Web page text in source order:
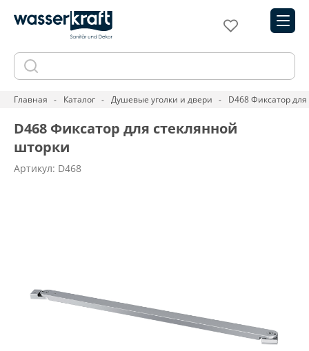
Главная Каталог Душевые уголки и двери D468 Фиксатор
D468 Фиксатор для стеклянной
шторки
Артикул: D468